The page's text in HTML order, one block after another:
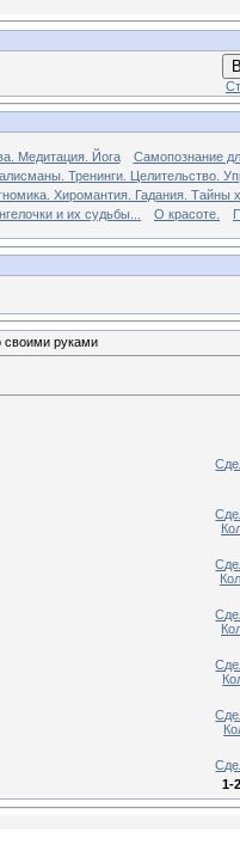
Медитация. Йога
Самопознание
Тренинги. Целительство.
Хиромантия. Гадания. Тайны
и их судьбы...
О красоте.
своими руками
1-